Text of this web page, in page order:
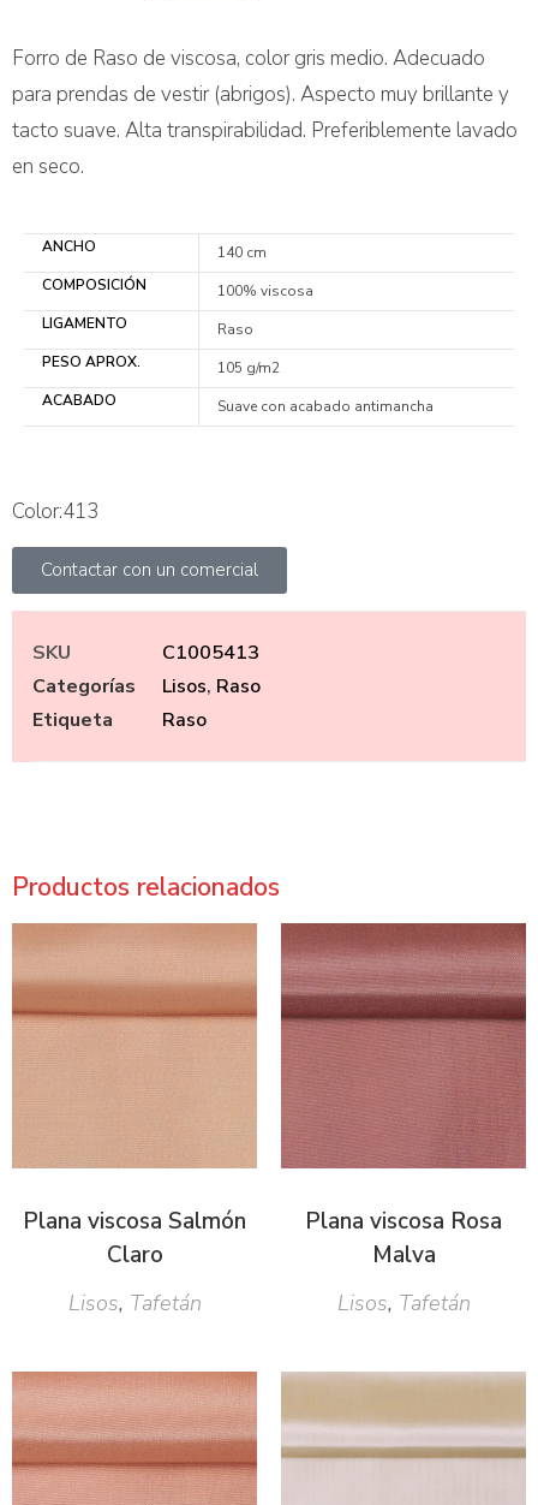
Forro de Raso de viscosa, color gris medio. Adecuado
para prendas de vestir (abrigos). Aspecto muy brillante y
tacto suave. Alta transpirabilidad. Preferiblemente lavado
en seco.
ANCHO
140 cm
COMPOSICIÓN
100% viscosa
LIGAMENTO
Raso
PESO APROX.
105 g/m2
ACABADO
Suave con acabado antimancha
Color:413
Contactar con un comercial
SKU
C1005413
Categorías
Lisos, Raso
Etiqueta
Raso
Productos relacionados
Plana viscosa Salmón
Claro
Lisos, Tafetán
Plana viscosa Rosa
Malva
Lisos, Tafetán